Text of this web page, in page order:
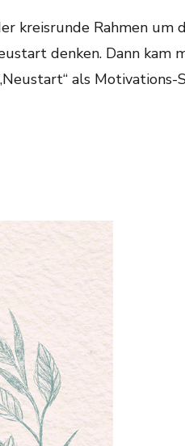
kreisrunde Rahmen um
denken. Dann kam
als Motivations-